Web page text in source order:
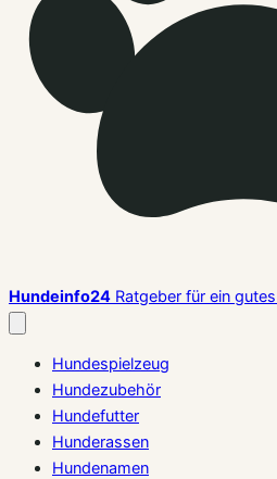
Hundeinfo24 Ratgeber für ein
schließen
Hundespielzeug
Hundezubehör
Hundefutter
Hunderassen
Hundenamen